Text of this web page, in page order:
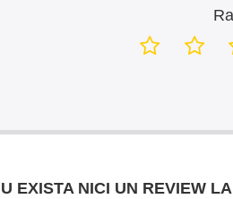
EXISTA NICI UN REVIEW